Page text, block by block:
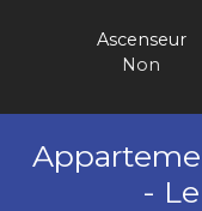
Ascenseur
Non
-